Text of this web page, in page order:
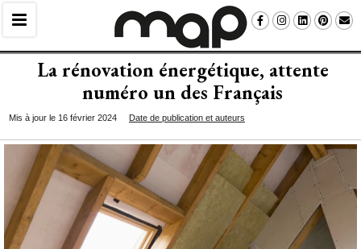
La rénovation énergétique, attente
numéro un des Français
Mis à jour le 16 février 2024 Date de publication et auteurs